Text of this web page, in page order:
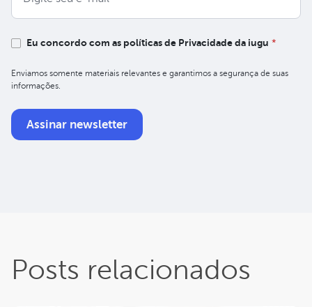
Eu concordo com as políticas de Privacidade da iugu *
Enviamos somente materiais relevantes e garantimos a segurança de suas
informações.
Posts relacionados